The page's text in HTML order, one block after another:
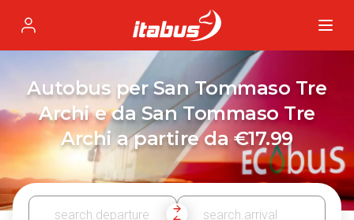
Profile
Autobus per San Tommaso Tre
Archi e da San Tommaso Tre
Archi a partire da €17.99